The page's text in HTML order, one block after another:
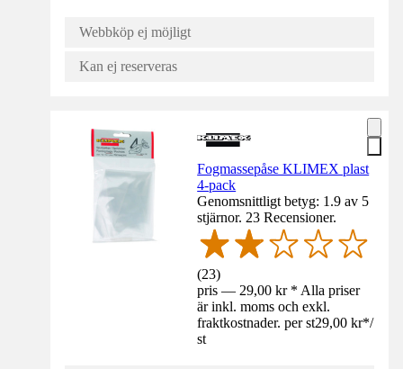
Webbköp ej möjligt
Kan ej reserveras
Fogmassepåse KLIMEX plast
4-pack
Genomsnittligt betyg: 1.9 av 5
stjärnor. 23 Recensioner.
(23)
pris — 29,00 kr * Alla priser
är inkl. moms och exkl.
fraktkostnader. per st29,00 kr*/
st